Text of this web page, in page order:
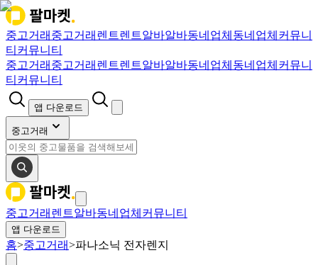
중고거래 중고거래 렌트렌트알바알바동네업체 동네업체 커뮤니
티 커뮤니티
중고거래 중고거래 렌트렌트알바알바동네업체 동네업체 커뮤니
티 커뮤니티
앱 다운로드
중고거래
중고거래 렌트알바동네업체 커뮤니티
앱 다운로드
홈>중고거래>파나소닉 전자렌지